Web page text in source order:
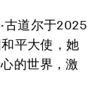
古道尔于2025
平大使，她
的世界，激